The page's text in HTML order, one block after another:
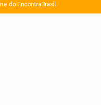
do EncontraBrasil